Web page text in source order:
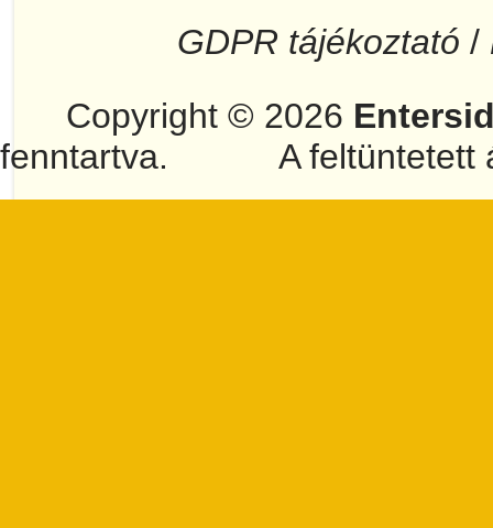
GDPR tájékoztató /
Copyright © 2026
fenntartva.
A feltüntetett